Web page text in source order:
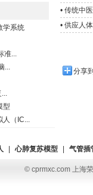
学系统
准...
...
...
型
人（IC...
• 传统中
• 供应人
分享
心肺复苏模型 气管插
© cprmxc.com 上海